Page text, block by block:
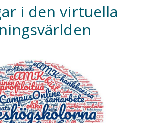
i den virtuella